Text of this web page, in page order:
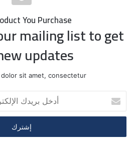
You Purchase
mailing list to get
updates!
sit amet, consectetur.
خ
ب